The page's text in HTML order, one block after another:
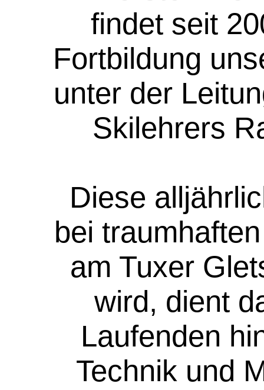
findet seit
Fortbildung
unter der
Skilehrers
Diese
bei
am Tuxer
wird, dient
Laufenden
Technik und